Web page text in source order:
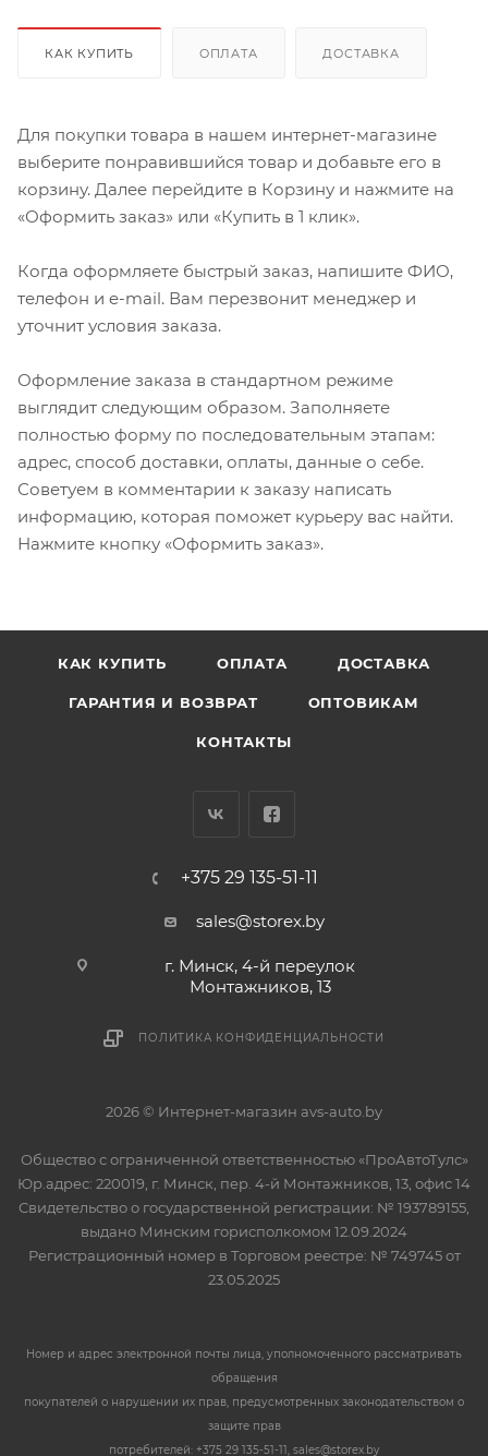
КАК КУПИТЬ ОПЛАТА ДОСТАВКА
Для покупки товара в нашем интернет-магазине
выберите понравившийся товар и добавьте его в
корзину. Далее перейдите в Корзину и нажмите на
«Оформить заказ» или «Купить в 1 клик».
Когда оформляете быстрый заказ, напишите ФИО,
телефон и e-mail. Вам перезвонит менеджер и
уточнит условия заказа.
Оформление заказа в стандартном режиме
выглядит следующим образом. Заполняете
полностью форму по последовательным этапам:
адрес, способ доставки, оплаты, данные о себе.
Советуем в комментарии к заказу написать
информацию, которая поможет курьеру вас найти.
Нажмите кнопку «Оформить заказ».
КАК КУПИТЬ ОПЛАТА ДОСТАВКА
ГАРАНТИЯ И ВОЗВРАТ ОПТОВИКАМ
КОНТАКТЫ
+375 29 135-51-11
sales@storex.by
г. Минск, 4-й переулок
Монтажников, 13
ПОЛИТИКА КОНФИДЕНЦИАЛЬНОСТИ
2026 © Интернет-магазин avs-auto.by
Общество с ограниченной ответственностью «ПроАвтоТулс»
Юр.адрес: 220019, г. Минск, пер. 4-й Монтажников, 13, офис 14
Свидетельство о государственной регистрации: № 193789155,
выдано Минским горисполкомом 12.09.2024
Регистрационный номер в Торговом реестре: № 749745 от
23.05.2025
Номер и адрес электронной почты лица, уполномоченного рассматривать
обращения
покупателей о нарушении их прав, предусмотренных законодательством о
защите прав
потребителей: +375 29 135-51-11, sales@storex.by